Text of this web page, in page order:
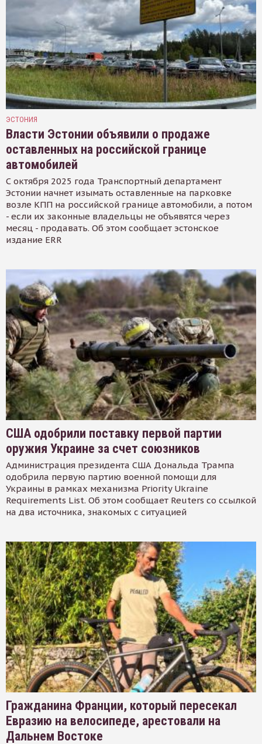
ЭСТОНИЯ
Власти Эстонии объявили о продаже
оставленных на российской границе
автомобилей
С октября 2025 года Транспортный департамент
Эстонии начнет изымать оставленные на парковке
возле КПП на российской границе автомобили, а потом
- если их законные владельцы не объявятся через
месяц - продавать. Об этом сообщает эстонское
издание ERR
США одобрили поставку первой партии
оружия Украине за счет союзников
Администрация президента США Дональда Трампа
одобрила первую партию военной помощи для
Украины в рамках механизма Priority Ukraine
Requirements List. Об этом сообщает Reuters со ссылкой
на два источника, знакомых с ситуацией
Гражданина Франции, который пересекал
Евразию на велосипеде, арестовали на
Дальнем Востоке